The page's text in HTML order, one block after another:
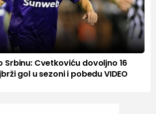
Srbinu: Cvetkoviću dovoljno 16
gol u sezoni i pobedu VIDEO